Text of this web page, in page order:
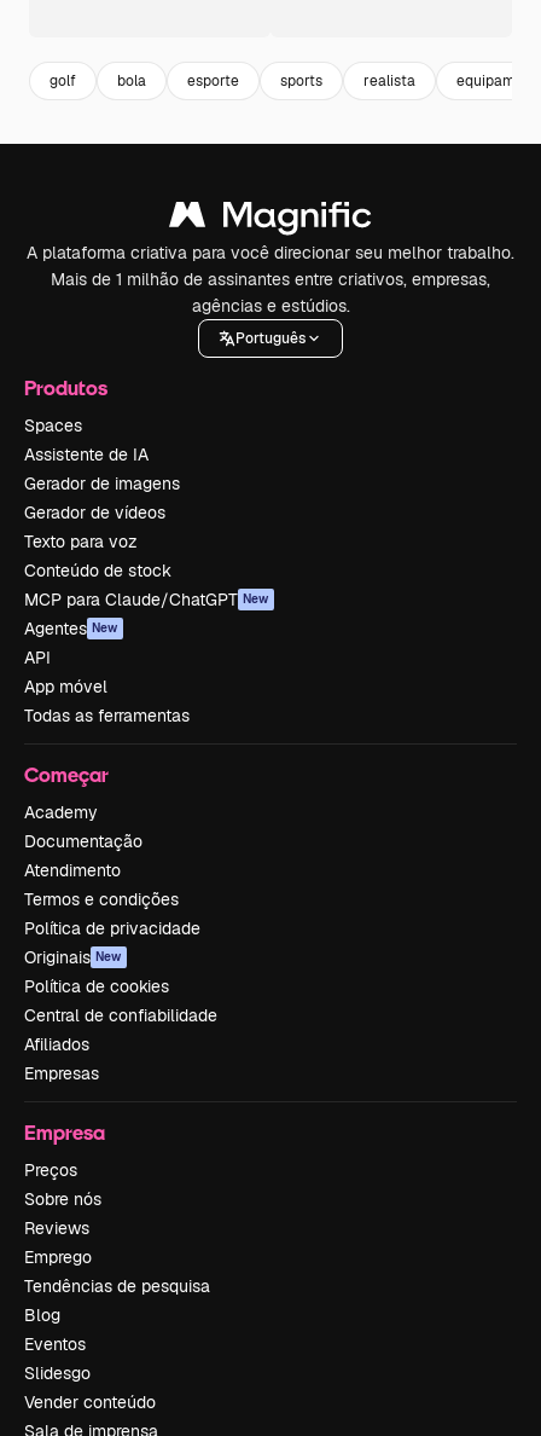
golf bola esporte sports realista
A plataforma criativa para você direcionar seu melhor trabalho.
Mais de 1 milhão de assinantes entre criativos, empresas,
agências e estúdios.
Português
Produtos
Spaces
Assistente de IA
Gerador de imagens
Gerador de vídeos
Texto para voz
Conteúdo de stock
MCP para Claude/ChatGPT New
Agentes New
API
App móvel
Todas as ferramentas
Começar
Academy
Documentação
Atendimento
Termos e condições
Política de privacidade
Originais New
Política de cookies
Central de confiabilidade
Afiliados
Empresas
Empresa
Preços
Sobre nós
Reviews
Emprego
Tendências de pesquisa
Blog
Eventos
Slidesgo
Vender conteúdo
Sala de imprensa